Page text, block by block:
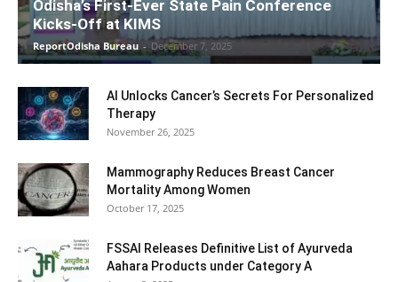
Odisha’s First-Ever State Pain Conference
Kicks-Off at KIMS
ReportOdisha Bureau - December 7, 2025
AI Unlocks Cancer’s Secrets For Personalized
Therapy
November 26, 2025
Mammography Reduces Breast Cancer
Mortality Among Women
October 17, 2025
FSSAI Releases Definitive List of Ayurveda
Aahara Products under Category A